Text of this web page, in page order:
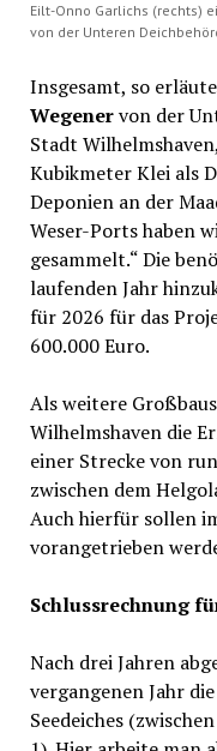
Eilt-Onno Garlichs (rechts)
von der Unteren
Insgesamt, so
Wegenervon der
Stadt
Kubikmeter Klei als
Deponien an der
Weser-Ports haben
gesammelt.“ Die
laufenden Jahr
für 2026 für das
600.000 Euro.
Als weitere
Wilhelmshaven die
einer Strecke von
zwischen dem
Auch hierfür sollen
vorangetrieben
Schlussrechnung
Nach drei Jahren
vergangenen Jahr
Seedeiches